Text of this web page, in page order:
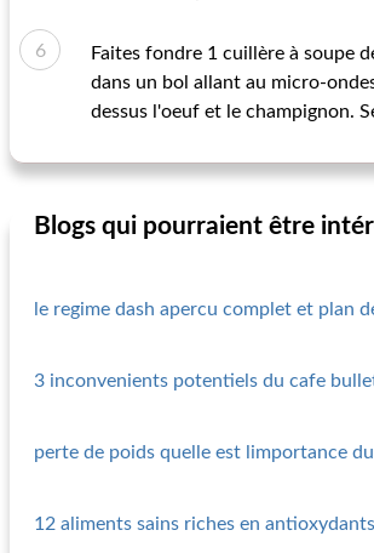
Faites fondre 1 cuillère à soupe
dans un bol allant au micro-
dessus l'oeuf et le champignon.
Blogs qui pourraient être
le regime dash apercu complet et plan
3 inconvenients potentiels du cafe
perte de poids quelle est limportance
12 aliments sains riches en antioxydants